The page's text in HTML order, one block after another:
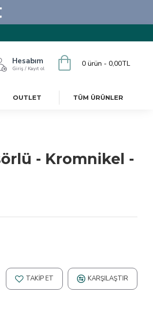
Hesabım
Giriş / Kayıt ol
0 ürün - 0,00TL
OUTLET TÜM ÜRÜNLER
- Kromnikel -
TAKIP ET KARŞILAŞTIR